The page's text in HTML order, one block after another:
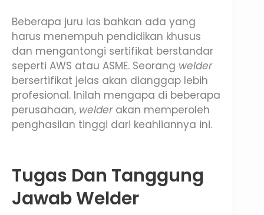
Beberapa juru las bahkan ada yang
harus menempuh pendidikan khusus
dan mengantongi sertifikat berstandar
seperti AWS atau ASME. Seorang welder
bersertifikat jelas akan dianggap lebih
profesional. Inilah mengapa di beberapa
perusahaan, welderakan memperoleh
penghasilan tinggi dari keahliannya ini.
Tugas Dan Tanggung
Jawab Welder